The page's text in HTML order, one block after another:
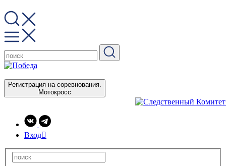
Регистрация на соревнования.
Мотокросс
Вход